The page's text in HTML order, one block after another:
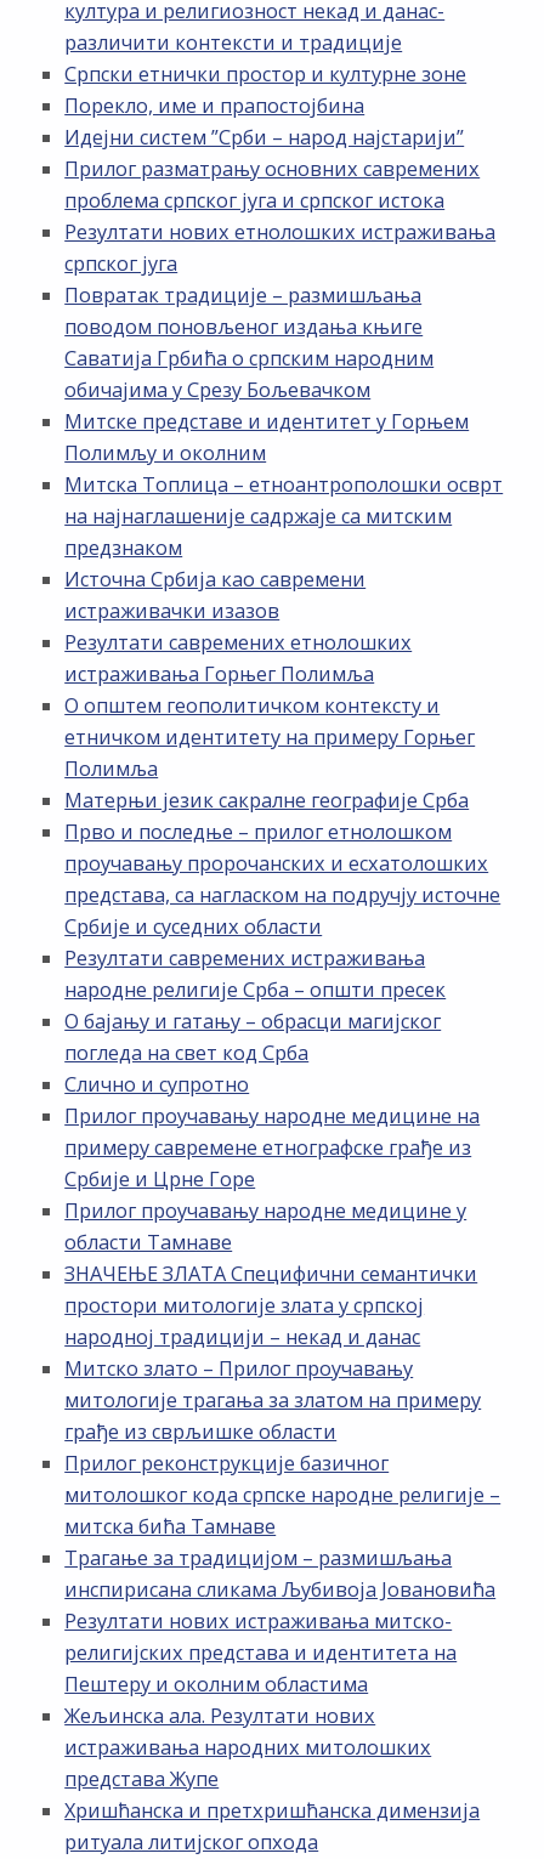
култура и религиозност некад и данас-
различити контексти и традиције
Српски етнички простор и културне зоне
Порекло, име и прапостојбина
Идејни систем ”Срби – народ најстарији”
Прилог разматрању основних савремених
проблема српског југа и српског истока
Резултати нових етнолошких истраживања
српског југа
Повратак традиције – размишљања
поводом поновљеног издања књиге
Саватија Грбића о српским народним
обичајима у Срезу Бољевачком
Митске представе и идентитет у Горњем
Полимљу и околним
Митска Топлица – етноантрополошки осврт
на најнаглашеније садржаје са митским
предзнаком
Источна Србија као савремени
истраживачки изазов
Резултати савремених етнолошких
истраживања Горњег Полимља
О општем геополитичком контексту и
етничком идентитету на примеру Горњег
Полимља
Матерњи језик сакралне географије Срба
Прво и последње – прилог етнолошком
проучавању пророчанских и есхатолошких
представа, са нагласком на подручју источне
Србије и суседних области
Резултати савремених истраживања
народне религије Срба – општи пресек
О бајању и гатању – обрасци магијског
погледа на свет код Срба
Слично и супротно
Прилог проучавању народне медицине на
примеру савремене етнографске грађе из
Србије и Црне Горе
Прилог проучавању народне медицине у
области Тамнаве
ЗНАЧЕЊЕ ЗЛАТА Специфични семантички
простори митологије злата у српској
народној традицији – некад и данас
Митско злато – Прилог проучавању
митологије трагања за златом на примеру
грађе из сврљишке области
Прилог реконструкције базичног
митолошког кода српске народне религије –
митска бића Тамнаве
Трагање за традицијом – размишљања
инспирисана сликама Љубивоја Јовановића
Резултати нових истраживања митско-
религијских представа и идентитета на
Пештеру и околним областима
Жељинска ала. Резултати нових
истраживања народних митолошких
представа Жупе
Хришћанска и претхришћанска димензија
ритуала литијског опхода